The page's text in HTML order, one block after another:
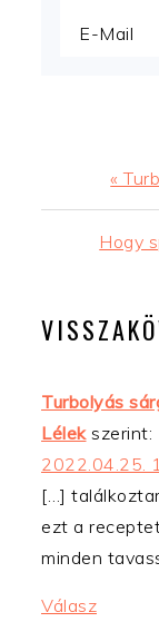
Előző
«
Hogy
READER
Turbolyás
Lélek szerint:
2022.04.25.
[…]
ezt a
minden
Válasz